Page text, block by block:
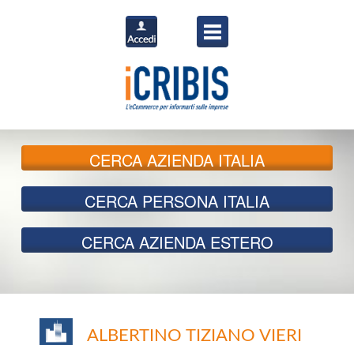
CERCAAZIENDA ITALIA
CERCA PERSONA ITALIA
CERCA AZIENDA ESTERO
ALBERTINO TIZIANO VIERI